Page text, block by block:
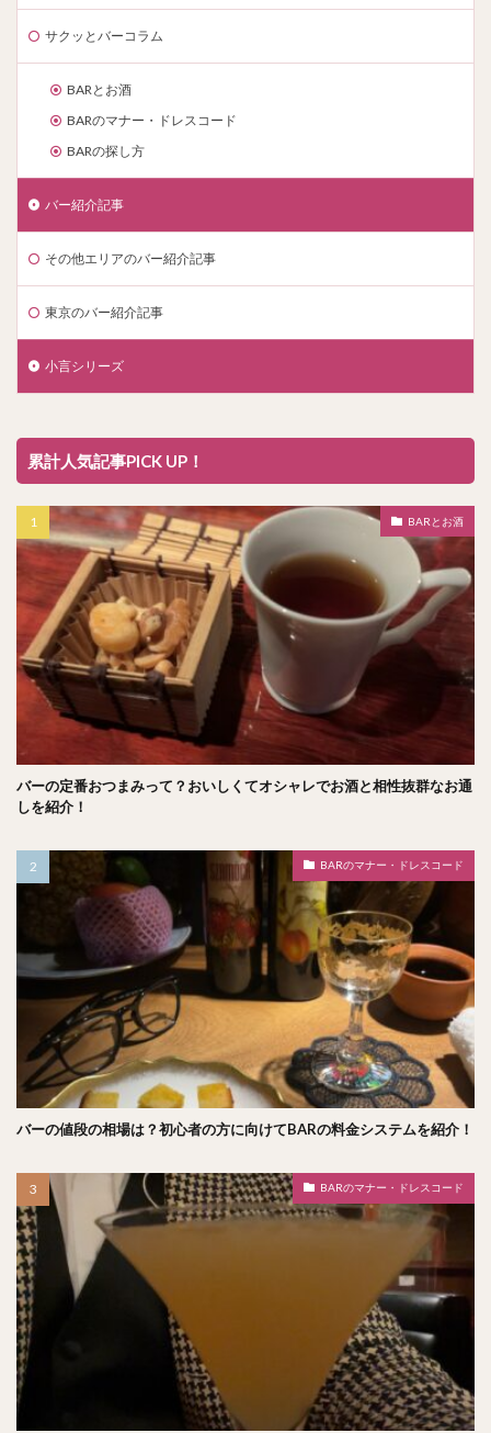
サクッとバーコラム
BARとお酒
BARのマナー・ドレスコード
BARの探し方
バー紹介記事
その他エリアのバー紹介記事
東京のバー紹介記事
小言シリーズ
累計人気記事PICK UP！
BARとお酒
バーの定番おつまみって？おいしくてオシャレでお酒と相性抜群なお通
しを紹介！
BARのマナー・ドレスコード
バーの値段の相場は？初心者の方に向けてBARの料金システムを紹介！
BARのマナー・ドレスコード